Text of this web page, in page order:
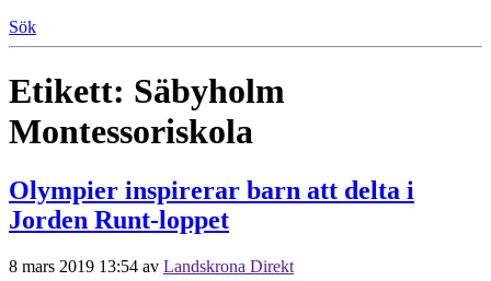
Sök
Etikett: Säbyholm
Montessoriskola
Olympier inspirerar barn att delta i
Jorden Runt-loppet
8 mars 2019 13:54 av Landskrona Direkt